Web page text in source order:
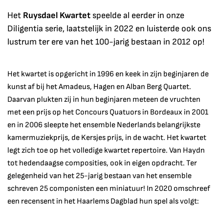
Het Ruysdael Kwartet speelde al eerder in onze
Diligentia serie, laatstelijk in 2022 en luisterde ook ons
lustrum ter ere van het 100-jarig bestaan in 2012 op!
Het kwartet is opgericht in 1996 en keek in zijn beginjaren de
kunst af bij het Amadeus, Hagen en Alban Berg Quartet.
Daarvan plukten zij in hun beginjaren meteen de vruchten
met een prijs op het Concours Quatuors in Bordeaux in 2001
en in 2006 sleepte het ensemble Nederlands belangrijkste
kamermuziekprijs, de Kersjes prijs, in de wacht. Het kwartet
legt zich toe op het volledige kwartet repertoire. Van Haydn
tot hedendaagse composities, ook in eigen opdracht. Ter
gelegenheid van het 25-jarig bestaan van het ensemble
schreven 25 componisten een miniatuur! In 2020 omschreef
een recensent in het Haarlems Dagblad hun spel als volgt: